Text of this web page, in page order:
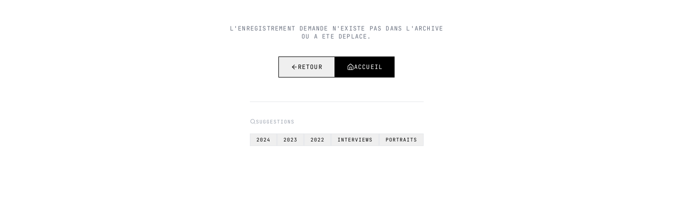
L'ENREGISTREMENT DEMANDE N'EXISTE PAS DANS L'ARCHIVE
OU A ETE DEPLACE.
RETOUR ACCUEIL
SUGGESTIONS
2024 2023 2022 INTERVIEWS PORTRAITS